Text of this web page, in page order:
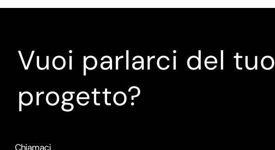
Vuoi parlarci del tuo
progetto?
Chiamaci